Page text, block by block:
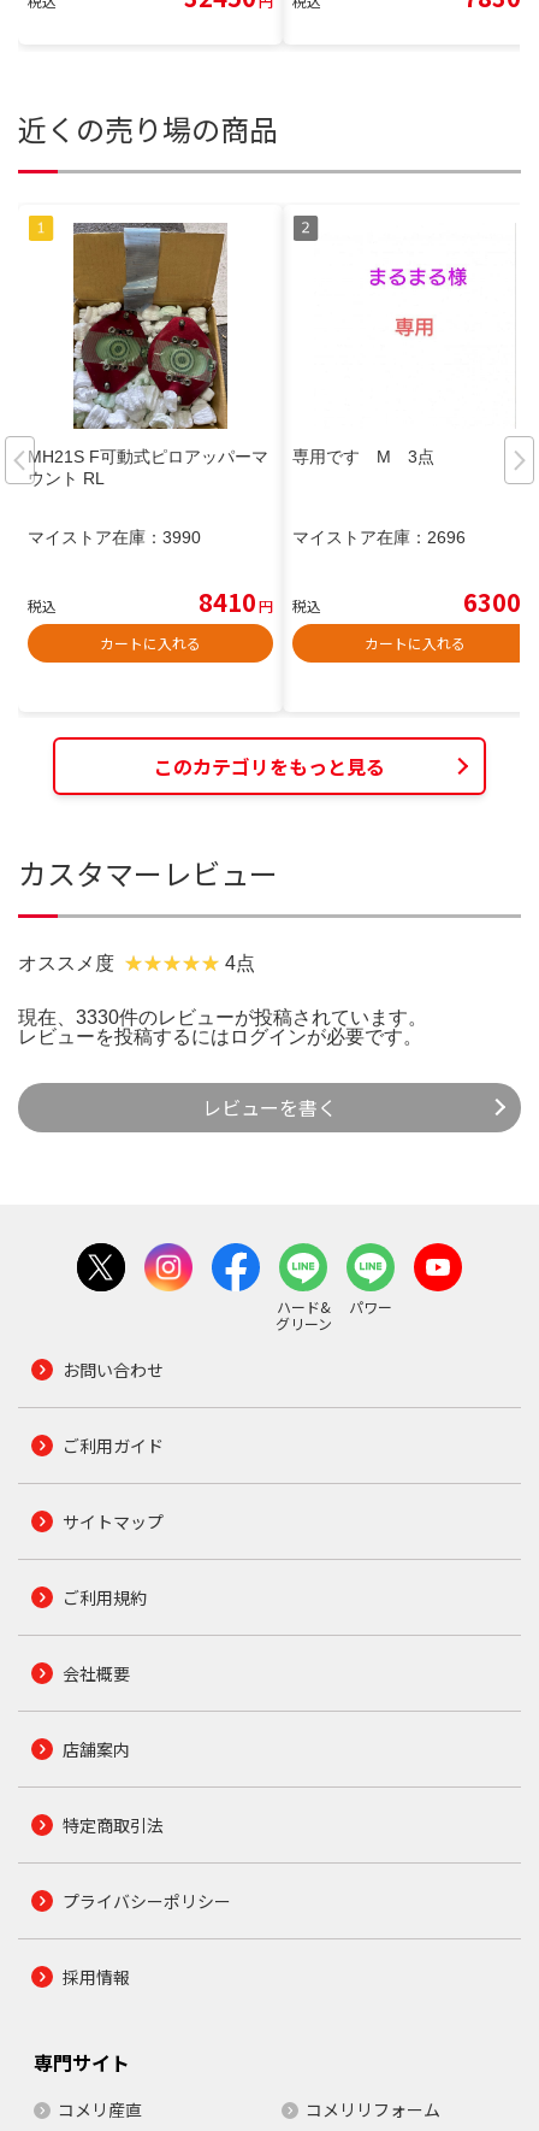
近くの売り場の商品
MH21S F可動式ピロアッパーマ
ウント RL
マイストア在庫： 3990
税込 8410円
カートに入れる
専用です M 3点
マイストア在庫： 2696
税込 6300
カートに入れる
このカテゴリをもっと見る
カスタマーレビュー
オススメ度 4点
現在、3330件のレビューが投稿されています。
レビューを投稿するには ログインが必要です。
レビューを書く
ハード&
グリーン
パワー
お問い合わせ
ご利用ガイド
サイトマップ
ご利用規約
会社概要
店舗案内
特定商取引法
プライバシーポリシー
採用情報
専門サイト
コメリ産直 コメリリフォーム